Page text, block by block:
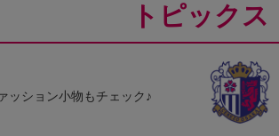
トピックス
ッション小物もチェック♪